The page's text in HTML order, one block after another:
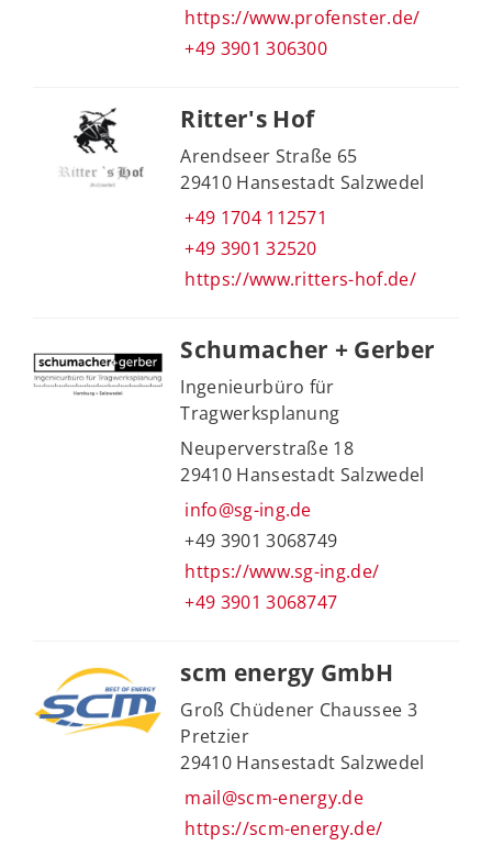
https://www.profenster.de/
+49 3901 306300
Ritter's Hof
Arendseer Straße 65
29410 Hansestadt Salzwedel
+49 1704 112571
+49 3901 32520
https://www.ritters-hof.de/
Schumacher + Gerber
Ingenieurbüro für
Tragwerksplanung
Neuperverstraße 18
29410 Hansestadt Salzwedel
info@sg-ing.de
+49 3901 3068749
https://www.sg-ing.de/
+49 3901 3068747
scm energy GmbH
Groß Chüdener Chaussee 3
Pretzier
29410 Hansestadt Salzwedel
mail@scm-energy.de
https://scm-energy.de/